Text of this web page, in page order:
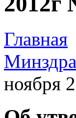
Главная
ноября